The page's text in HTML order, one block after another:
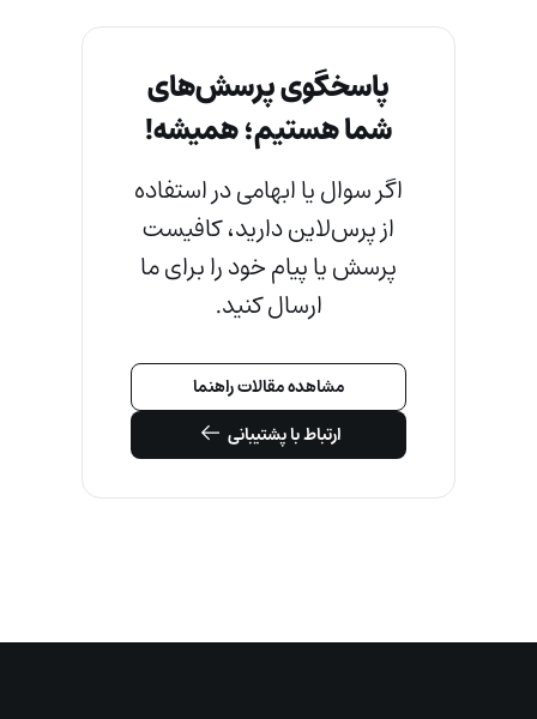
پاسخگوی پرسش‌های
شما هستیم؛ همیشه!
اگر سوال یا ابهامی در استفاده
از پرس‌لاین دارید، کافیست
پرسش یا پیام خود را برای ما
ارسال کنید.
ارتباط با پشتیبانی
مشاهده مقالات راهنما